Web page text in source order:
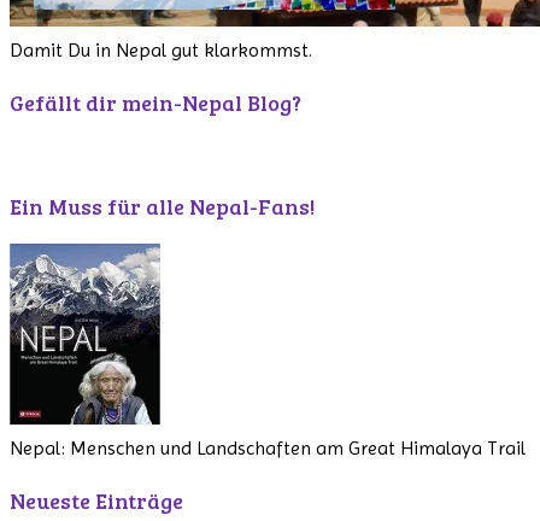
Damit Du in Nepal gut klarkommst.
Gefällt dir mein-Nepal Blog?
Ein Muss für alle Nepal-Fans!
Nepal: Menschen und Landschaften am Great Himalaya Trail
Neueste Einträge